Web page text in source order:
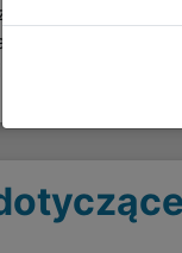
kart o
i można ją